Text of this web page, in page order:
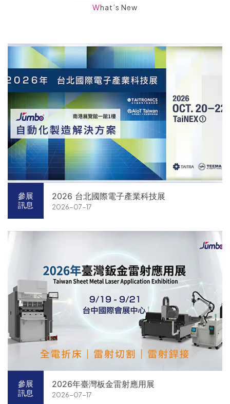
What’s New
參展
訊息
2026 台北國際電子產業科技展
2026-07-17
參展
訊息
2026年臺灣板金雷射應用展
2026-07-17